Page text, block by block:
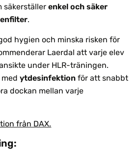
säkerställerenkel och säker
.
hygien och minska risken för
Laerdal att varje elev
under HLR-träningen.
medytdesinfektion för att snabbt
dockan mellan varje
från DAX.